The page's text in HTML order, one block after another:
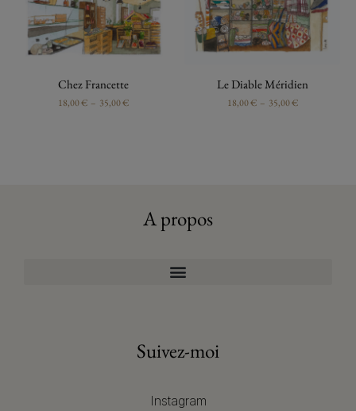
Chez Francette
18,00€ – 35,00€
Le Diable Méridien
18,00€ – 35,00€
A propos
Suivez-moi
Instagram